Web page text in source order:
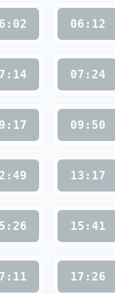
06:12
07:24
09:50
13:17
15:41
17:26